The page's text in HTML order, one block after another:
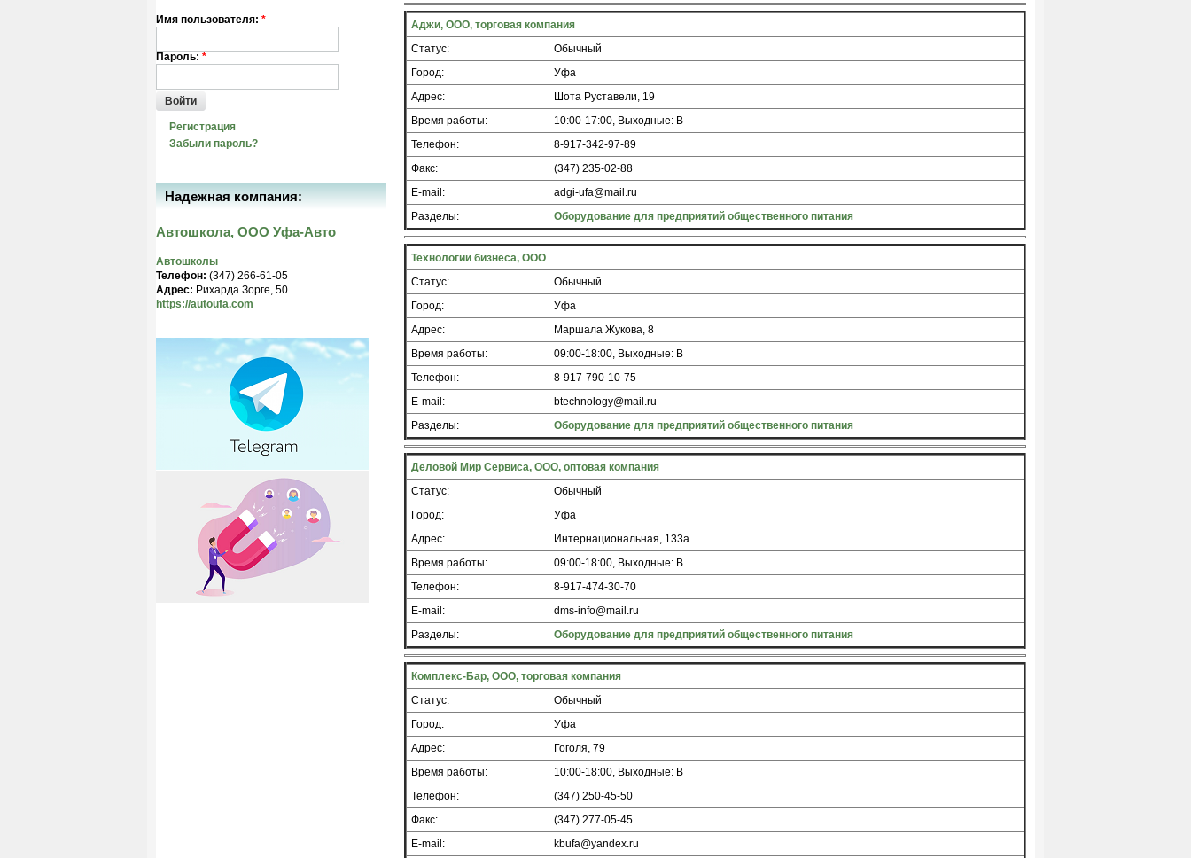
Аджи, ООО, торговая компания
Статус:
Обычный
Город:
Уфа
Адрес:
Шота Руставели, 19
Время работы:
10:00-17:00, Выходные: В
Телефон:
8-917-342-97-89
Факс:
(347) 235-02-88
E-mail:
adgi-ufa@mail.ru
Разделы:
Оборудование для предприятий общественного питания
Технологии бизнеса, ООО
Статус:
Обычный
Город:
Уфа
Адрес:
Маршала Жукова, 8
Время работы:
09:00-18:00, Выходные: В
Телефон:
8-917-790-10-75
E-mail:
btechnology@mail.ru
Разделы:
Оборудование для предприятий общественного питания
Деловой Мир Сервиса, ООО, оптовая компания
Статус:
Обычный
Город:
Уфа
Адрес:
Интернациональная, 133а
Время работы:
09:00-18:00, Выходные: В
Телефон:
8-917-474-30-70
E-mail:
dms-info@mail.ru
Разделы:
Оборудование для предприятий общественного питания
Комплекс-Бар, ООО, торговая компания
Статус:
Обычный
Город:
Уфа
Адрес:
Гоголя, 79
Время работы:
10:00-18:00, Выходные: В
Телефон:
(347) 250-45-50
Факс:
(347) 277-05-45
E-mail:
kbufa@yandex.ru
Имя пользователя: *
Пароль: *
Войти
Регистрация
Забыли пароль?
Надежная компания:
Автошкола, ООО Уфа-Авто
Автошколы
Телефон: (347) 266-61-05
Адрес: Рихарда Зорге, 50
https://autoufa.com